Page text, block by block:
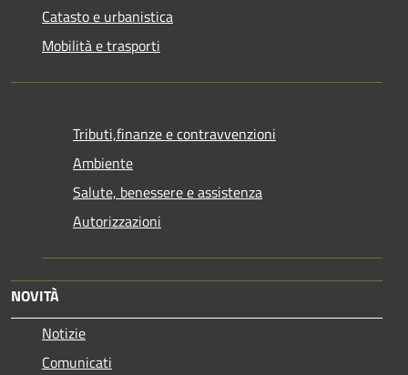
Catasto e urbanistica
Mobilità e trasporti
Tributi,finanze e contravvenzioni
Ambiente
Salute, benessere e assistenza
Autorizzazioni
NOVITÀ
Notizie
Comunicati